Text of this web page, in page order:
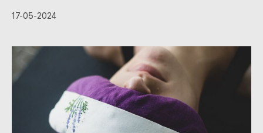
17-05-2024